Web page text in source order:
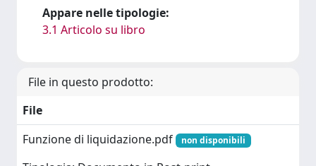
Appare nelle tipologie:
3.1 Articolo su libro
File in questo prodotto:
File
Funzione di liquidazione.pdf
non disponibili